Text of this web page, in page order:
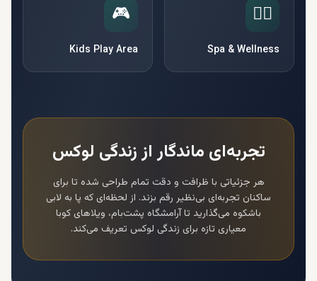
🧘‍♀️
Spa & Wellness
🎮
Kids Play Area
تجربه‌ای ماندگار از زندگی لوکس
هر جزئیاتی با ظرافت و دقت تمام طراحی شده تا برای
ساکنان تجربه‌ای بی‌نظیر رقم بزند. از لحظه‌ای که پا به لابی
باشکوه می‌گذارید تا آرامشگاه پشت‌بام، ویلاهای کوبا
معیاری تازه برای زندگی لوکس تعریف می‌کند.